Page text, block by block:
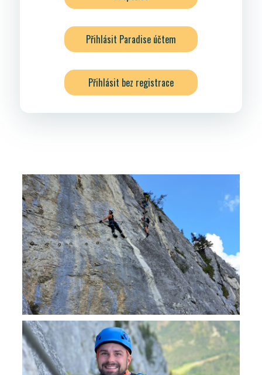
Přihlásit Paradise účtem
Přihlásit bez registrace